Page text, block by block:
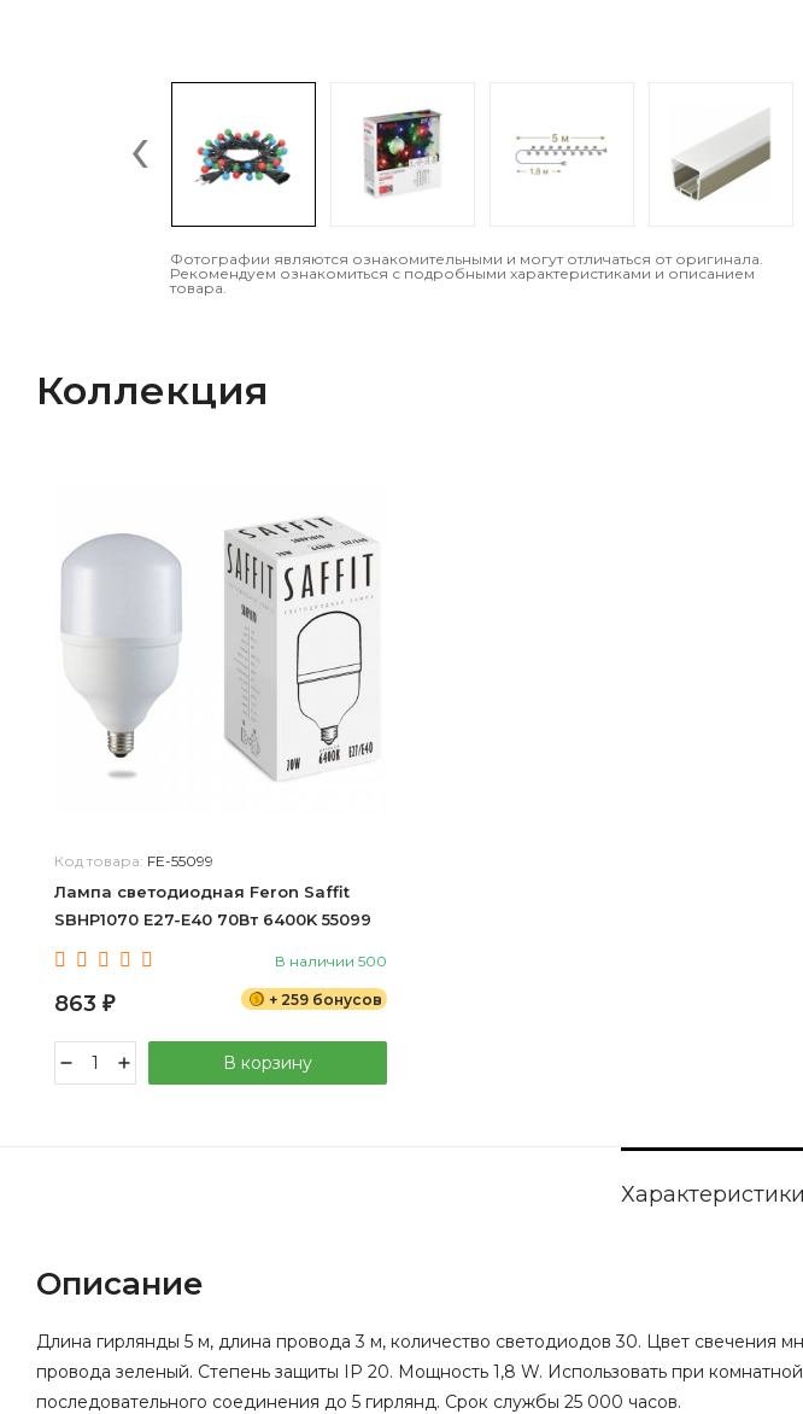
‹
Фотографии являются ознакомительными и могут отличаться от оригинала.
Рекомендуем ознакомиться с подробными характеристиками и описанием
товара.
Коллекция
Код товара: FE-55099
Лампа светодиодная Feron Saffit
SBHP1070 E27-E40 70Вт 6400K 55099
В наличии 500
863 ₽ + 259 бонусов
В корзину
Характеристики
Описание
Длина гирлянды 5 м, длина провода 3 м, количество светодиодов 30. Цвет свечения
провода зеленый. Степень защиты IP 20. Мощность 1,8 W. Использовать при
последовательного соединения до 5 гирлянд. Срок службы 25 000 часов.